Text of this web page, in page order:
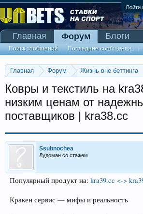
Войти
Главная Форум Жизнь вне беттинга
Ковры и текстиль на
низким ценам от
поставщиков | kra38.cc
Ssubnochea
Лудоман со стажем
Популярный продукт на: kra39.cc <->
Кракен сервис — мифы и реальность
Главная Форум
Поиск сообщений Последние сообщения
Блоги
Сканер